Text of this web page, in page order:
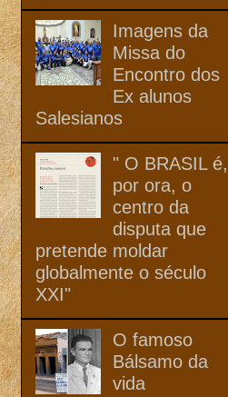
Imagens da
Missa do
Encontro dos
Ex alunos
Salesianos
" O BRASIL é,
por ora, o
centro da
disputa que
pretende moldar
globalmente o século
XXI"
O famoso
Bálsamo da
vida